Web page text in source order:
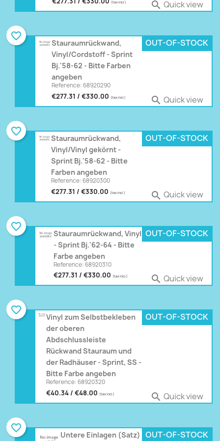
(tax incl.)  Quick view
Stauraumrückwand,
Vinyl/Cordstoff - Sprint
Bj.'58-62 - Bitte Farben
angeben
Reference: 68920290
€277.31 / €330.00 (tax incl.)
OUT-OF-STOCK
 Quick view
favorite_border
Stauraumrückwand,
Vinyl/Vinyl gekörnt -
Sprint Bj.'58-62 - Bitte
Farben angeben
Reference: 68920300
€277.31 / €330.00 (tax incl.)
OUT-OF-STOCK
 Quick view
favorite_border
Stauraumrückwand, Vinyl
- Sprint Bj.'62-64 - Bitte
Farbe angeben
Reference: 68920310
€277.31 / €330.00 (tax incl.)
OUT-OF-STOCK
 Quick view
favorite_border
Vinyl zum Selbstbekleben
der oberen
Abdschlussleiste
Rückwand Stauraum und
der Radhäuser - Sprint, SS -
Bitte Farbe angeben
Reference: 68920320
€40.34 / €48.00 (tax incl.)
OUT-OF-STOCK
 Quick view
favorite_border
Untere Einlagen (Satz)
OUT-OF-STOCK
favorite_border